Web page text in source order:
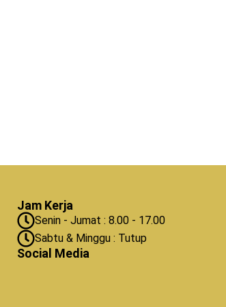
Jam Kerja
Senin - Jumat : 8.00 - 17.00
Sabtu & Minggu : Tutup
Social Media